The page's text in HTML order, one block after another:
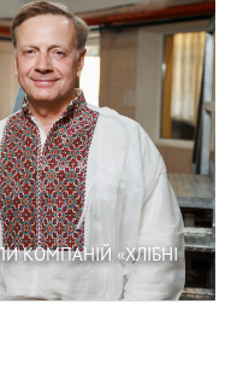
КОМПАНІЙ «ХЛІБНІ